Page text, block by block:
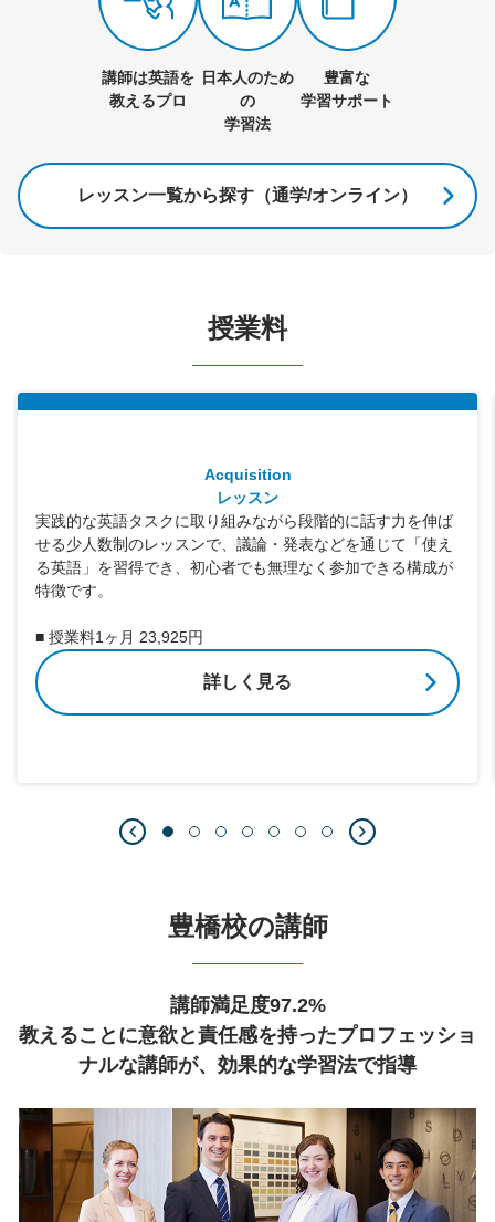
講師は英語を
教えるプロ
日本人のため
の
学習法
豊富な
学習サポート
レッスン一覧から探す（通学/オンライン）
授業料
Acquisition
レッスン
実践的な英語タスクに取り組みながら段階的に話す力を伸ば
せる少人数制のレッスンで、議論・発表などを通じて「使え
る英語」を習得でき、初心者でも無理なく参加できる構成が
特徴です。
■ 授業料1ヶ月 23,925円
詳しく見る
豊橋校の講師
講師満足度97.2%
教えることに意欲と責任感を持ったプロフェッショ
ナルな講師が、効果的な学習法で指導